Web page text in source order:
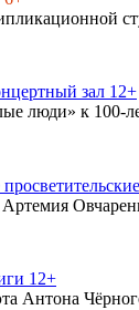
зал 12+
люди» к 100-
12+
Антона